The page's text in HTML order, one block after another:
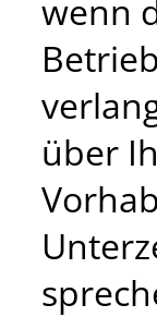
wenn
über